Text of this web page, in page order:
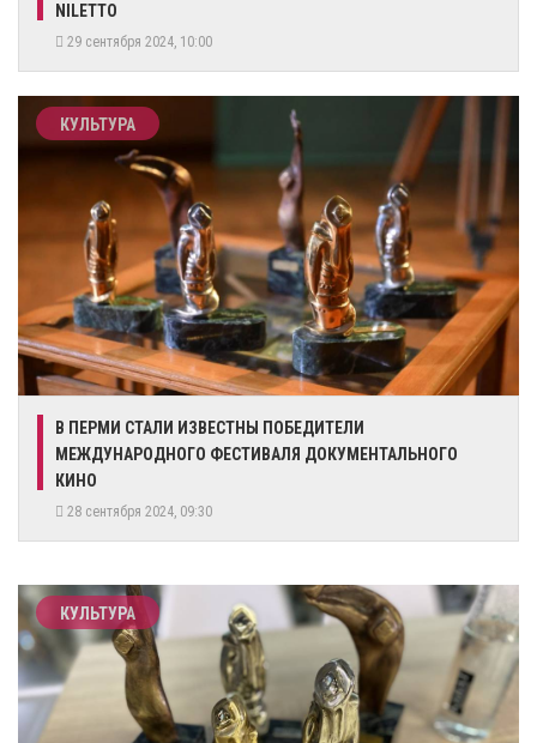
NILETTO
29 сентября 2024, 10:00
КУЛЬТУРА
В ПЕРМИ СТАЛИ ИЗВЕСТНЫ ПОБЕДИТЕЛИ
МЕЖДУНАРОДНОГО ФЕСТИВАЛЯ ДОКУМЕНТАЛЬНОГО
КИНО
28 сентября 2024, 09:30
КУЛЬТУРА